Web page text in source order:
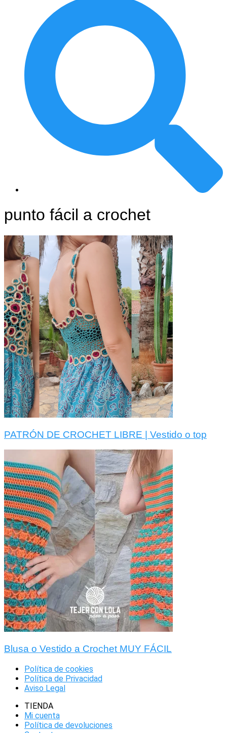
punto fácil a crochet
PATRÓN DE CROCHET LIBRE | Vestido o top
Blusa o Vestido a Crochet MUY FÁCIL
Política de cookies
Política de Privacidad
Aviso Legal
TIENDA
Mi cuenta
Política de devoluciones